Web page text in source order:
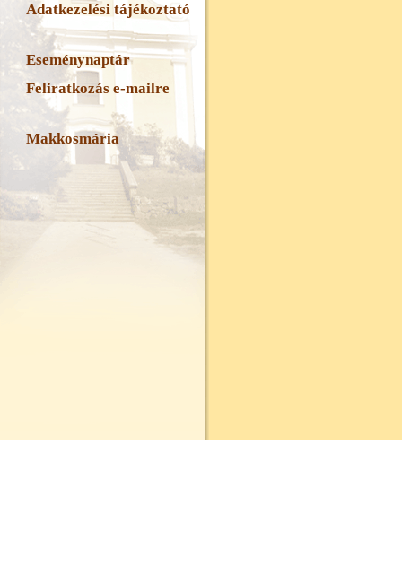
Adatkezelési tájékoztató
Eseménynaptár
Feliratkozás e-mailre
Makkosmária